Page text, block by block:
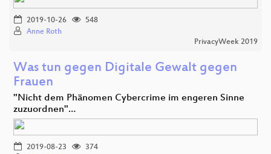
2019-10-26
548
Anne Roth
PrivacyWeek 2019
Was tun gegen Digitale Gewalt gegen
Frauen
"Nicht dem Phänomen Cybercrime im engeren Sinne
zuzuordnen"…
2019-08-23
374